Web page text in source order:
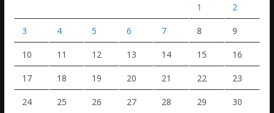
1 2
3 4 5 6 7 8 9
10 11 12 13 14 15 16
17 18 19 20 21 22 23
24 25 26 27 28 29 30